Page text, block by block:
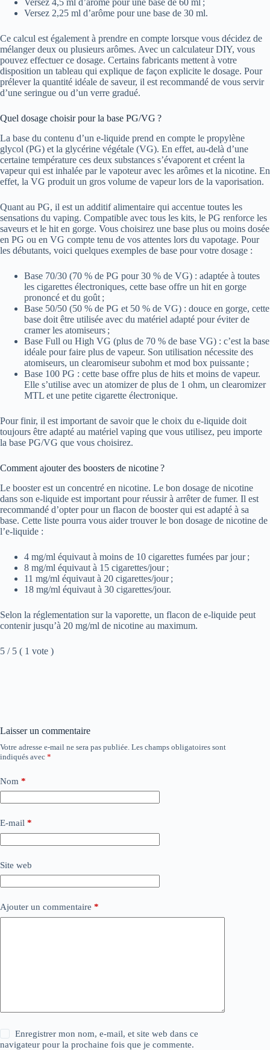
Versez 4,5 ml d’arôme pour une base de 60 ml ;
Versez 2,25 ml d’arôme pour une base de 30 ml.
Ce calcul est également à prendre en compte lorsque vous décidez de
mélanger deux ou plusieurs arômes. Avec un calculateur DIY, vous
pouvez effectuer ce dosage. Certains fabricants mettent à votre
disposition un tableau qui explique de façon explicite le dosage. Pour
prélever la quantité idéale de saveur, il est recommandé de vous servir
d’une seringue ou d’un verre gradué.
Quel dosage choisir pour la base PG/VG ?
La base du contenu d’un e-liquide prend en compte le propylène
glycol (PG) et la glycérine végétale (VG). En effet, au-delà d’une
certaine température ces deux substances s’évaporent et créent la
vapeur qui est inhalée par le vapoteur avec les arômes et la nicotine. En
effet, la VG produit un gros volume de vapeur lors de la vaporisation.
Quant au PG, il est un additif alimentaire qui accentue toutes les
sensations du vaping. Compatible avec tous les kits, le PG renforce les
saveurs et le hit en gorge. Vous choisirez une base plus ou moins dosée
en PG ou en VG compte tenu de vos attentes lors du vapotage. Pour
les débutants, voici quelques exemples de base pour votre dosage :
Base 70/30 (70 % de PG pour 30 % de VG) : adaptée à toutes
les cigarettes électroniques, cette base offre un hit en gorge
prononcé et du goût ;
Base 50/50 (50 % de PG et 50 % de VG) : douce en gorge, cette
base doit être utilisée avec du matériel adapté pour éviter de
cramer les atomiseurs ;
Base Full ou High VG (plus de 70 % de base VG) : c’est la base
idéale pour faire plus de vapeur. Son utilisation nécessite des
atomiseurs, un clearomiseur subohm et mod box puissante ;
Base 100 PG : cette base offre plus de hits et moins de vapeur.
Elle s’utilise avec un atomizer de plus de 1 ohm, un clearomizer
MTL et une petite cigarette électronique.
Pour finir, il est important de savoir que le choix du e-liquide doit
toujours être adapté au matériel vaping que vous utilisez, peu importe
la base PG/VG que vous choisirez.
Comment ajouter des boosters de nicotine ?
Le booster est un concentré en nicotine. Le bon dosage de nicotine
dans son e-liquide est important pour réussir à arrêter de fumer. Il est
recommandé d’opter pour un flacon de booster qui est adapté à sa
base. Cette liste pourra vous aider trouver le bon dosage de nicotine de
l’e-liquide :
4 mg/ml équivaut à moins de 10 cigarettes fumées par jour ;
8 mg/ml équivaut à 15 cigarettes/jour ;
11 mg/ml équivaut à 20 cigarettes/jour ;
18 mg/ml équivaut à 30 cigarettes/jour.
Selon la réglementation sur la vaporette, un flacon de e-liquide peut
contenir jusqu’à 20 mg/ml de nicotine au maximum.
5 / 5 ( 1 vote )
Laisser un commentaire
Votre adresse e-mail ne sera pas publiée. Les champs obligatoires sont
indiqués avec *
Nom *
E-mail *
Site web
Ajouter un commentaire *
Enregistrer mon nom, e-mail, et site web dans ce
navigateur pour la prochaine fois que je commente.